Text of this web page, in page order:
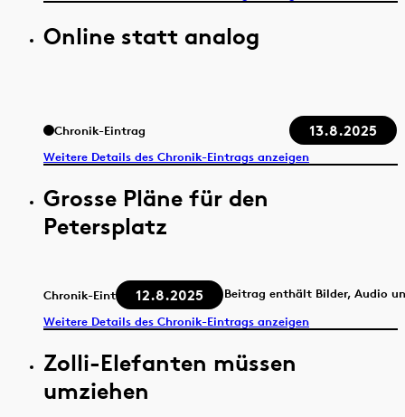
Online statt analog
Chronik-Eintrag 13.8.2025
Weitere Details des Chronik-Eintrags anzeigen
Grosse Pläne für den
Petersplatz
Chronik-Eintrag 12.8.2025
Beitrag enthält Bilder, Audio
Weitere Details des Chronik-Eintrags anzeigen
Zolli-Elefanten müssen
umziehen